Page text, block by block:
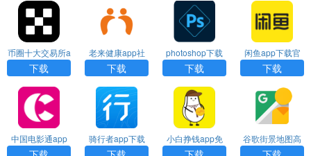
币圈十大交易所a
pp下载苹果版
下载
老来健康app社
保认证下载
下载
photoshop下载
下载
闲鱼app下载官
方正版安装
下载
中国电影通app
下载
骑行者app下载
官方版
小白挣钱app免
费下载最新版本
谷歌街景地图高
清手机版下载